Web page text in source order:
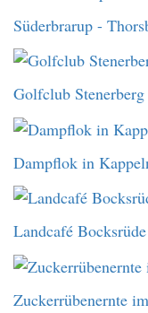
Süderbrarup -
Golfclub Stenerberg
Dampflok in
Landcafé Bocksrüde
Zuckerrübenernte